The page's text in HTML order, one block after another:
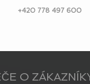
+420 778 497 600
O